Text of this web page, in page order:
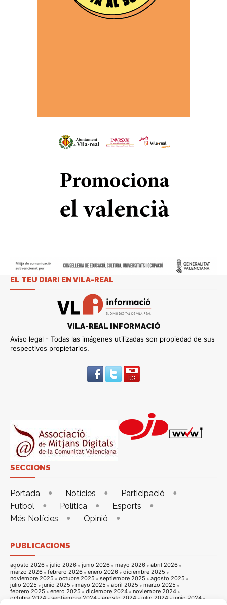
EL TEU DIARI EN VILA-REAL
VILA-REAL INFORMACIÓ
Aviso legal - Todas las imágenes utilizadas son propiedad de sus
respectivos propietarios.
SECCIONS
Portada Notícies
Participació
Futbol
Política
Esports
Més Notícies
Opinió
PUBLICACIONS
agosto 2026 julio 2026 junio 2026 mayo 2026
abril 2026
marzo 2026
febrero 2026 enero 2026
diciembre 2025
noviembre 2025
octubre 2025 septiembre 2025
agosto 2025
julio 2025
junio 2025 mayo 2025 abril 2025
marzo 2025
febrero 2025
enero 2025 diciembre 2024
noviembre 2024
octubre 2024
septiembre 2024 agosto 2024 julio 2024
junio 2024